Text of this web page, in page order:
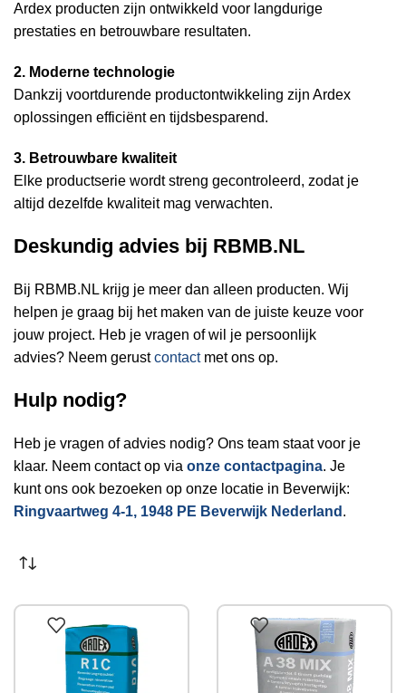
Ardex producten zijn ontwikkeld voor langdurige
prestaties en betrouwbare resultaten.
2. Moderne technologie
Dankzij voortdurende productontwikkeling zijn Ardex
oplossingen efficiënt en tijdsbesparend.
3. Betrouwbare kwaliteit
Elke productserie wordt streng gecontroleerd, zodat je
altijd dezelfde kwaliteit mag verwachten.
Deskundig advies bij RBMB.NL
Bij RBMB.NL krijg je meer dan alleen producten. Wij
helpen je graag bij het maken van de juiste keuze voor
jouw project. Heb je vragen of wil je persoonlijk
advies? Neem gerustcontactmet ons op.
Hulp nodig?
Heb je vragen of advies nodig? Ons team staat voor je
klaar. Neem contact op via onze contactpagina. Je
kunt ons ook bezoeken op onze locatie in Beverwijk:
Ringvaartweg 4-1, 1948 PE Beverwijk Nederland .